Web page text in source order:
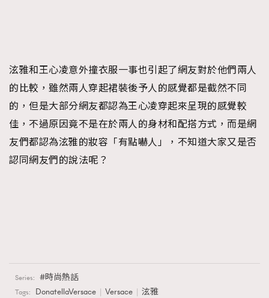
泫雅和王心凌意外撞衣服一事也引起了網友對於他們兩人
的比較，雖然兩人穿起裙裝後予人的感覺都是截然不同
的，但是大部分網友都認為王心凌穿起來呈現的感覺較
佳，不過原因竟不是在於兩人的身材和配搭方式，而是網
友們都認為泫雅的妝容「有點嚇人」，不知道大家又是否
認同網友們的說法呢？
Series: 時尚熱話
Tags: DonatellaVersace Versace 泫雅